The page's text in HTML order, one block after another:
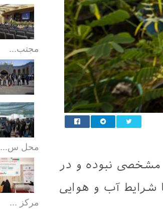
مشخصی نبوده و در
شرایط آب و هوایی
مجتب...
محل س...
مرکز ...